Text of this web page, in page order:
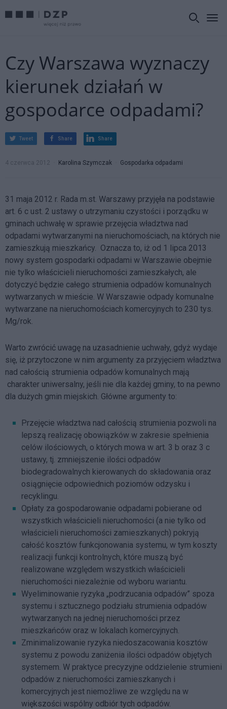
Czy Warszawa wyznaczy
kierunek działań w
gospodarce odpadami?
Tweet Share Share
4 czerwca 2012 Karolina Szymczak Gospodarka odpadami
31 maja 2012 r. Rada m.st. Warszawy przyjęła na podstawie
art. 6 c ust. 2 ustawy o utrzymaniu czystości i porządku w
gminach uchwałę w sprawie przejęcia władztwa nad
odpadami wytwarzanymi na nieruchomościach, na których nie
zamieszkują mieszkańcy. Oznacza to, iż od 1 lipca 2013
nowy system gospodarki odpadami w Warszawie obejmie
nie tylko właścicieli nieruchomości zamieszkałych, ale
dotyczyć będzie całego strumienia odpadów komunalnych
wytwarzanych w mieście. W Warszawie odpady komunalne
wytwarzane na nieruchomościach komercyjnych to 230 tys.
Mg/rok.
Warto zwrócić uwagę na uzasadnienie uchwały, gdyż wydaje
się, iż przytoczone w nim argumenty za przyjęciem władztwa
nad całością strumienia odpadów komunalnych mają
charakter uniwersalny, jeśli nie dla każdej gminy, to na pewno
dla dużych gmin miejskich. Główne argumenty to:
Przejęcie władztwa nad całością strumienia pozwoli na
lepszą realizację obowiązków w zakresie spełnienia
celów ilościowych, o których mowa w art. 3 b oraz 3 c
ustawy, tj. zmniejszenie ilości odpadów
biodegradowalnych kierowanych do składowania oraz
osiągnięcie odpowiednich poziomów odzysku i
recyklingu.
Opłaty za gospodarowanie odpadami pobierane od
wszystkich właścicieli nieruchomości (a nie tylko od
właścicieli nieruchomości zamieszkanych) pokryją
całość kosztów funkcjonowania systemu, w tym koszty
realizacji funkcji kontrolnych, które muszą być
realizowane względem wszystkich właścicieli
nieruchomości niezależnie od wyboru wariantu.
Wyeliminowanie ryzyka „podrzucania odpadów” spoza
systemu i sztucznego podziału strumienia odpadów
wytwarzanych na jednej nieruchomości przez
mieszkańców oraz w lokalach komercyjnych.
Zminimalizowanie ryzyka niedoszacowania kosztów
systemu z powodu zaniżenia ilości odpadów objętych
systemem. W praktyce precyzyjne oddzielenie strumieni
odpadów z nieruchomości zamieszkanych i
komercyjnych jest niemożliwe ze względu na w
większości wspólny odbiór tych odpadów.